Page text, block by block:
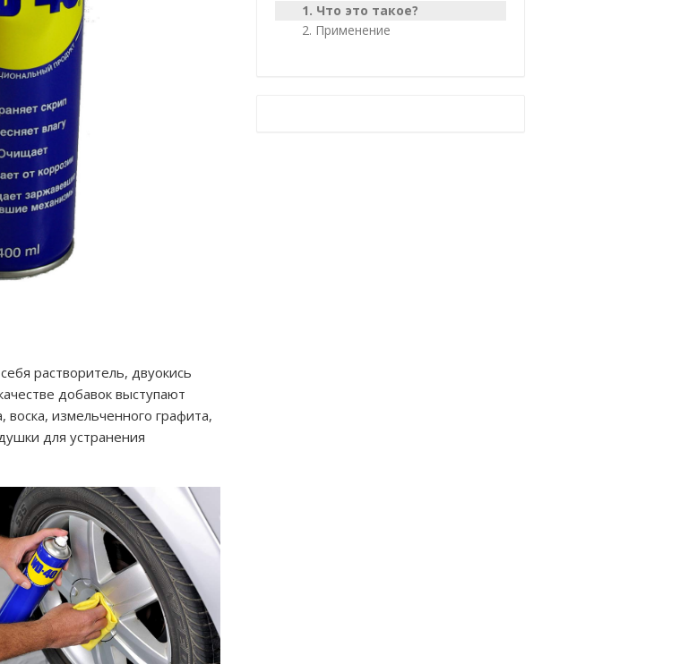
растворитель, двуокись
добавок выступают
измельченного графита,
для устранения
Что это такое?
Применение